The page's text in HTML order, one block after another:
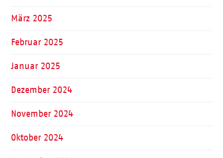
März 2025
Februar 2025
Januar 2025
Dezember 2024
November 2024
Oktober 2024